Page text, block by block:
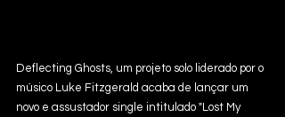
Deflecting Ghosts, um projeto solo liderado por o
músico Luke Fitzgerald acaba de lançar um
novo e assustador single intitulado "Lost My